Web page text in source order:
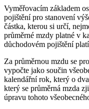
Vyměřovacím základem
pojištění pro stanovení
částka, kterou si určí,
průměrné mzdy platné v
důchodovém pojištění
Za průměrnou mzdu se
vypočte jako součin
kalendářní rok, který o
který se průměrná mzda
úpravu tohoto